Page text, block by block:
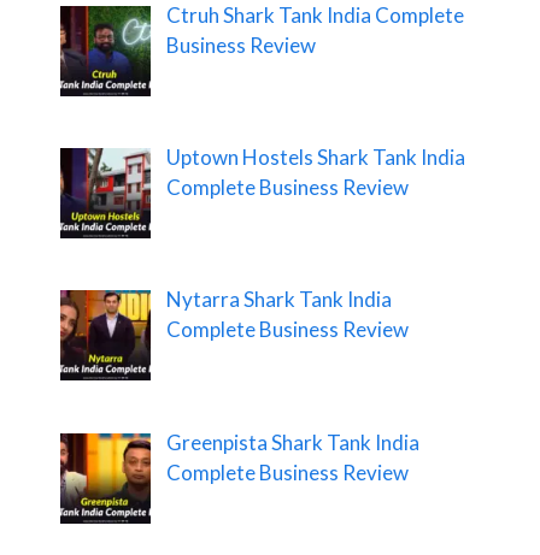
Ctruh Shark Tank India Complete
Business Review
Uptown Hostels Shark Tank India
Complete Business Review
Nytarra Shark Tank India
Complete Business Review
Greenpista Shark Tank India
Complete Business Review